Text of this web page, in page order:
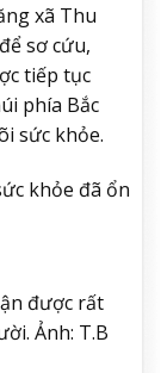
xã Thu
sơ cứu,
tiếp tục
phía Bắc
sức khỏe.
khỏe đã ổn
được rất
Ảnh: T.B